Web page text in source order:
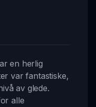
en herlig
var fantastiske,
av glede.
alle